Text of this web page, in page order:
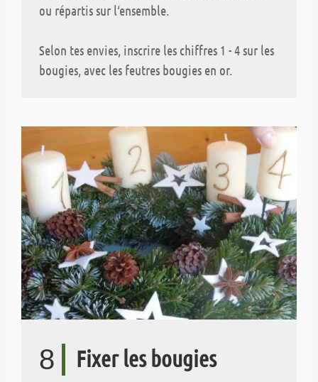
ou répartis sur l‘ensemble.
Selon tes envies, inscrire les chiffres 1 - 4 sur les
bougies, avec les feutres bougies en or.
8 Fixer les bougies